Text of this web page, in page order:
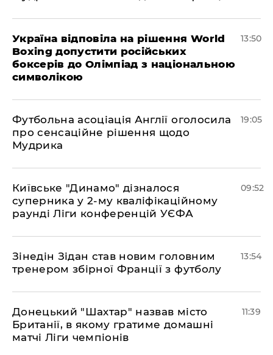
Україна відповіла на рішення World
Boxing допустити російських
боксерів до Олімпіад з національною
символікою
13:50
​Футбольна асоціація Англії оголосила
про сенсаційне рішення щодо
Мудрика
19:05
Київське "Динамо" дізналося
суперника у 2-му кваліфікаційному
раунді Ліги конференцій УЄФА
09:52
​Зінедін Зідан став новим головним
тренером збірної Франції з футболу
13:54
Донецький "Шахтар" назвав місто
Британії, в якому гратиме домашні
матчі Ліги чемпіонів
11:39